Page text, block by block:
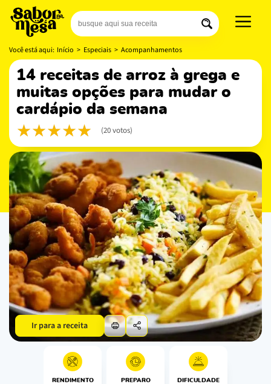
Você está aqui: Início > Especiais > Acompanhamentos
14 receitas de arroz à grega e
muitas opções para mudar o
cardápio da semana
(20 votos)
Ir para a receita
RENDIMENTO PREPARO DIFICULDADE